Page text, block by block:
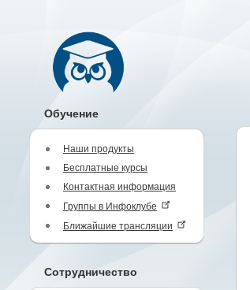
Обучение
Наши продукты
Бесплатные курсы
Контактная информация
Группы в Инфоклубе
Ближайшие трансляции
Сотрудничество